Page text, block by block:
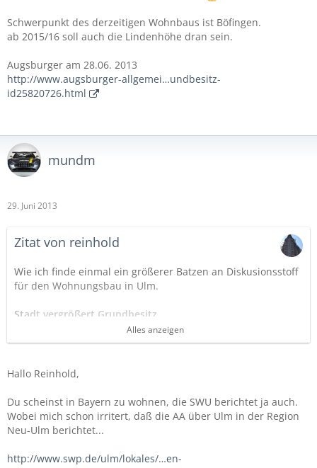
Schwerpunkt des derzeitigen Wohnbaus ist Böfingen.
ab 2015/16 soll auch die Lindenhöhe dran sein.
Augsburger am 28.06. 2013
http://www.augsburger-allgemei…undbesitz-
id25820726.html
mundm
29. Juni 2013
Zitat von reinhold
Wie ich finde einmal ein größerer Batzen an Diskusionsstoff
für den Wohnungsbau in Ulm.
Stadt vergrößert Grundbesitz
Städtischer Grundbesitz um 6000 qm gewachsen.
weiter, Die Stadt
entgegen zutreten.
Nach wie vor eine tolle Sache der Ulmer.
ab 2015/16 soll auch die Lindenhöhe dran sein.
Alles anzeigen
Hallo Reinhold,
Du scheinst in Bayern zu wohnen, die SWU berichtet ja auch.
Wobei mich schon irritert, daß die AA über Ulm in der Region
Neu-Ulm berichtet...
http://www.swp.de/ulm/lokales/…en-